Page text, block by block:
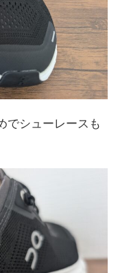
でシューレースも